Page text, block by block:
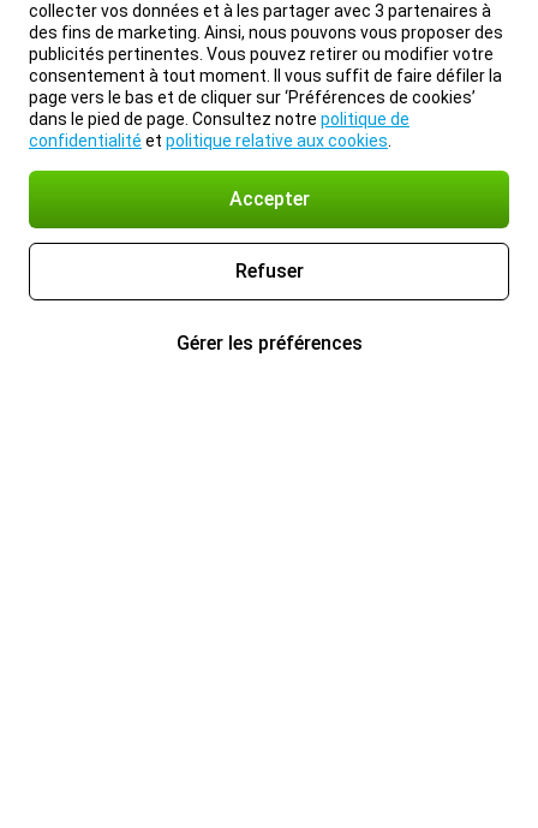
collecter vos données et à les partager avec 3 partenaires à
des fins de marketing. Ainsi, nous pouvons vous proposer des
publicités pertinentes. Vous pouvez retirer ou modifier votre
consentement à tout moment. Il vous suffit de faire défiler la
page vers le bas et de cliquer sur ‘Préférences de cookies’
dans le pied de page. Consultez notre politique de
confidentialité et politique relative aux cookies
Accepter
Refuser
Gérer les préférences